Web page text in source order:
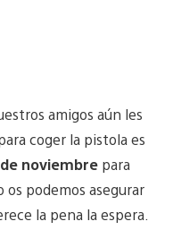
amigos aún les
coger la pistola es
noviembre para
podemos asegurar
la pena la espera.